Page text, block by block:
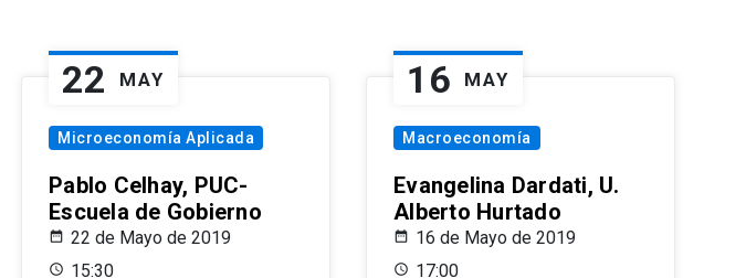
22 MAY
Microeconomía Aplicada
Pablo Celhay, PUC-
Escuela de Gobierno
22 de Mayo de 2019
15:30
16 MAY
Macroeconomía
Evangelina Dardati, U.
Alberto Hurtado
16 de Mayo de 2019
17:00